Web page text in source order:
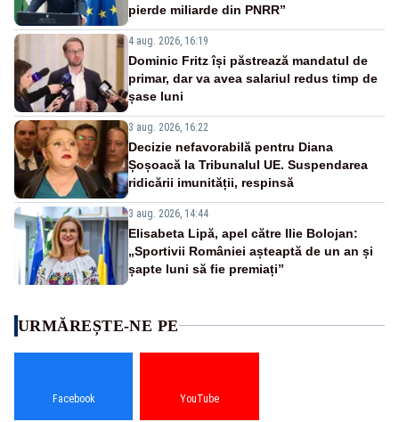
pierde miliarde din PNRR”
4 aug. 2026, 16:19
Dominic Fritz își păstrează mandatul de
primar, dar va avea salariul redus timp de
șase luni
3 aug. 2026, 16:22
Decizie nefavorabilă pentru Diana
Șoșoacă la Tribunalul UE. Suspendarea
ridicării imunității, respinsă
3 aug. 2026, 14:44
Elisabeta Lipă, apel către Ilie Bolojan:
„Sportivii României așteaptă de un an și
șapte luni să fie premiați”
URMĂREȘTE-NE PE
Facebook YouTube